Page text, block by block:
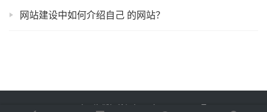
网站建设中如何介绍自己 的网站？
Copyright © 2023 易企网络 版权所有 鲁ICP备2022012774号-3